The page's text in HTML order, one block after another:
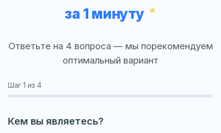
за 1 минуту
Ответьте на 4 вопроса — мы порекомендуем
оптимальный вариант
Шаг 1 из 4
Кем вы являетесь?